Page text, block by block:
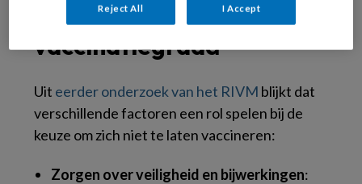
Redenen voor lage
vaccinatiegraad
Uit eerder onderzoek van het RIVM blijkt dat
verschillende factoren een rol spelen bij de
keuze om zich niet te laten vaccineren:
Zorgen over veiligheid en bijwerkingen:
Reject All I Accept